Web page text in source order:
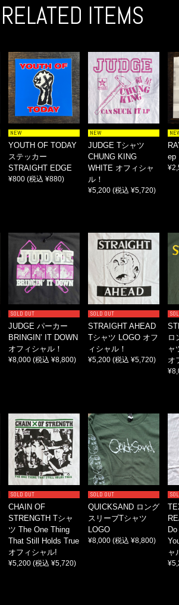
RELATED ITEMS
NEW
YOUTH OF TODAY
ステッカー
STRAIGHT EDGE
¥800 (税込 ¥880)
NEW
JUDGE Tシャツ
CHUNG KING
WHITE オフィシャ
ル！
¥5,200 (税込 ¥5,720)
ep
SOLD OUT
JUDGE パーカー
BRINGIN’ IT DOWN
オフィシャル！
¥8,000 (税込 ¥8,800)
SOLD OUT
STRAIGHT AHEAD
Tシャツ LOGO オフ
ィシャル！
¥5,200 (税込 ¥5,720)
ロ
ャ
オ
SOLD OUT
CHAIN OF
STRENGTH Tシャ
ツ The One Thing
That Still Holds True
オフィシャル!
¥5,200 (税込 ¥5,720)
SOLD OUT
QUICKSAND ロング
スリーブTシャツ
LOGO
¥8,000 (税込 ¥8,800)
ャ